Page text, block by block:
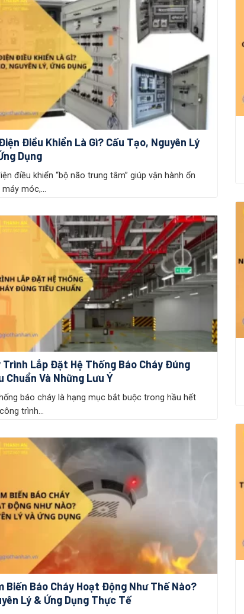
Điều Khiển Là Gì? Cấu Tạo, Nguyên Lý
Dụng
điều khiển “bộ não trung tâm” giúp vận hành ổn
móc,...
Trình Lắp Đặt Hệ Thống Báo Cháy Đúng
Chuẩn Và Những Lưu Ý
báo cháy là hạng mục bắt buộc trong hầu hết
trình...
Biến Báo Cháy Hoạt Động Như Thế Nào?
Lý & Ứng Dụng Thực Tế